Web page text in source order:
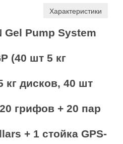
Характеристики
Gel Pump System
(40 шт 5 кг
кг дисков, 40 шт
грифов + 20 пар
+ 1 стойка GPS-